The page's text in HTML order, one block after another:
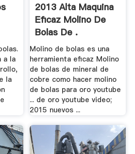
a la
la
2013 Alta Maquina
Eficaz Molino De
Bolas De .
Molino de bolas es una
herramienta eficaz Molino
de bolas de mineral de
cobre como hacer molino
de bolas para oro youtube
... de oro youtube video;
2015 nuevos ...